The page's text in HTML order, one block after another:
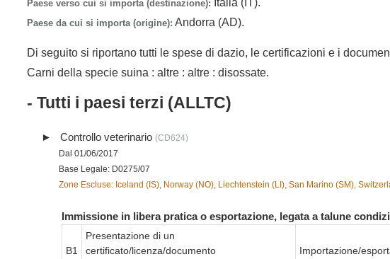
Paese verso cui si importa (destinazione): Italia (IT).
Paese da cui si importa (origine): Andorra (AD).
Di seguito si riportano tutti le spese di dazio, le certificazioni e i
Carni della specie suina : altre : altre : disossate.
- Tutti i paesi terzi (ALLTC)
Controllo veterinario (CD624)
Dal 01/06/2017
Base Legale: D0275/07
Zone Escluse: Iceland (IS), Norway (NO), Liechtenstein (LI), San Marino (SM),
Immissione in libera pratica o esportazione, legata a talune
B1
Presentazione di un
certificato/licenza/documento
Importazione/